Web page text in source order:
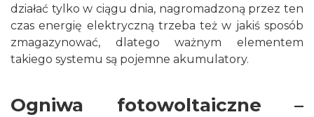
działać tylko w ciągu dnia, nagromadzoną przez ten
czas energię elektryczną trzeba też w jakiś sposób
zmagazynować, dlatego ważnym elementem
takiego systemu są pojemne akumulatory.
Ogniwa fotowoltaiczne –